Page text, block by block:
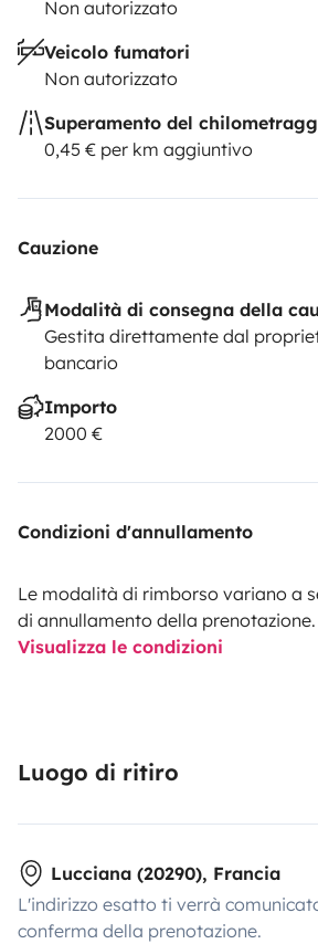
Non autorizzato
Veicolo fumatori
Non autorizzato
Superamento del
0,45 € per km aggiuntivo
Cauzione
Modalità di consegna della
Gestita direttamente dal
bancario
Importo
2000 €
Condizioni d'annullamento
Le modalità di rimborso variano a
di annullamento della prenotazione.
Visualizza le condizioni
Luogo di ritiro
Lucciana (20290), Francia
L'indirizzo esatto ti verrà
conferma della prenotazione.